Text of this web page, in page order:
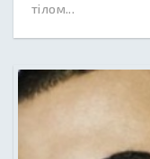
тілом...